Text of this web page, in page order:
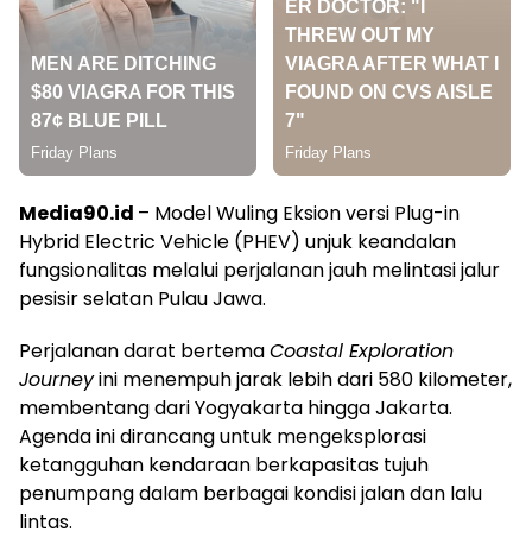
Media90.id – Model Wuling Eksion versi Plug-in
Hybrid Electric Vehicle (PHEV) unjuk keandalan
fungsionalitas melalui perjalanan jauh melintasi jalur
pesisir selatan Pulau Jawa.
Perjalanan darat bertemaCoastal Exploration
Journeyini menempuh jarak lebih dari 580 kilometer,
membentang dari Yogyakarta hingga Jakarta.
Agenda ini dirancang untuk mengeksplorasi
ketangguhan kendaraan berkapasitas tujuh
penumpang dalam berbagai kondisi jalan dan lalu
lintas.